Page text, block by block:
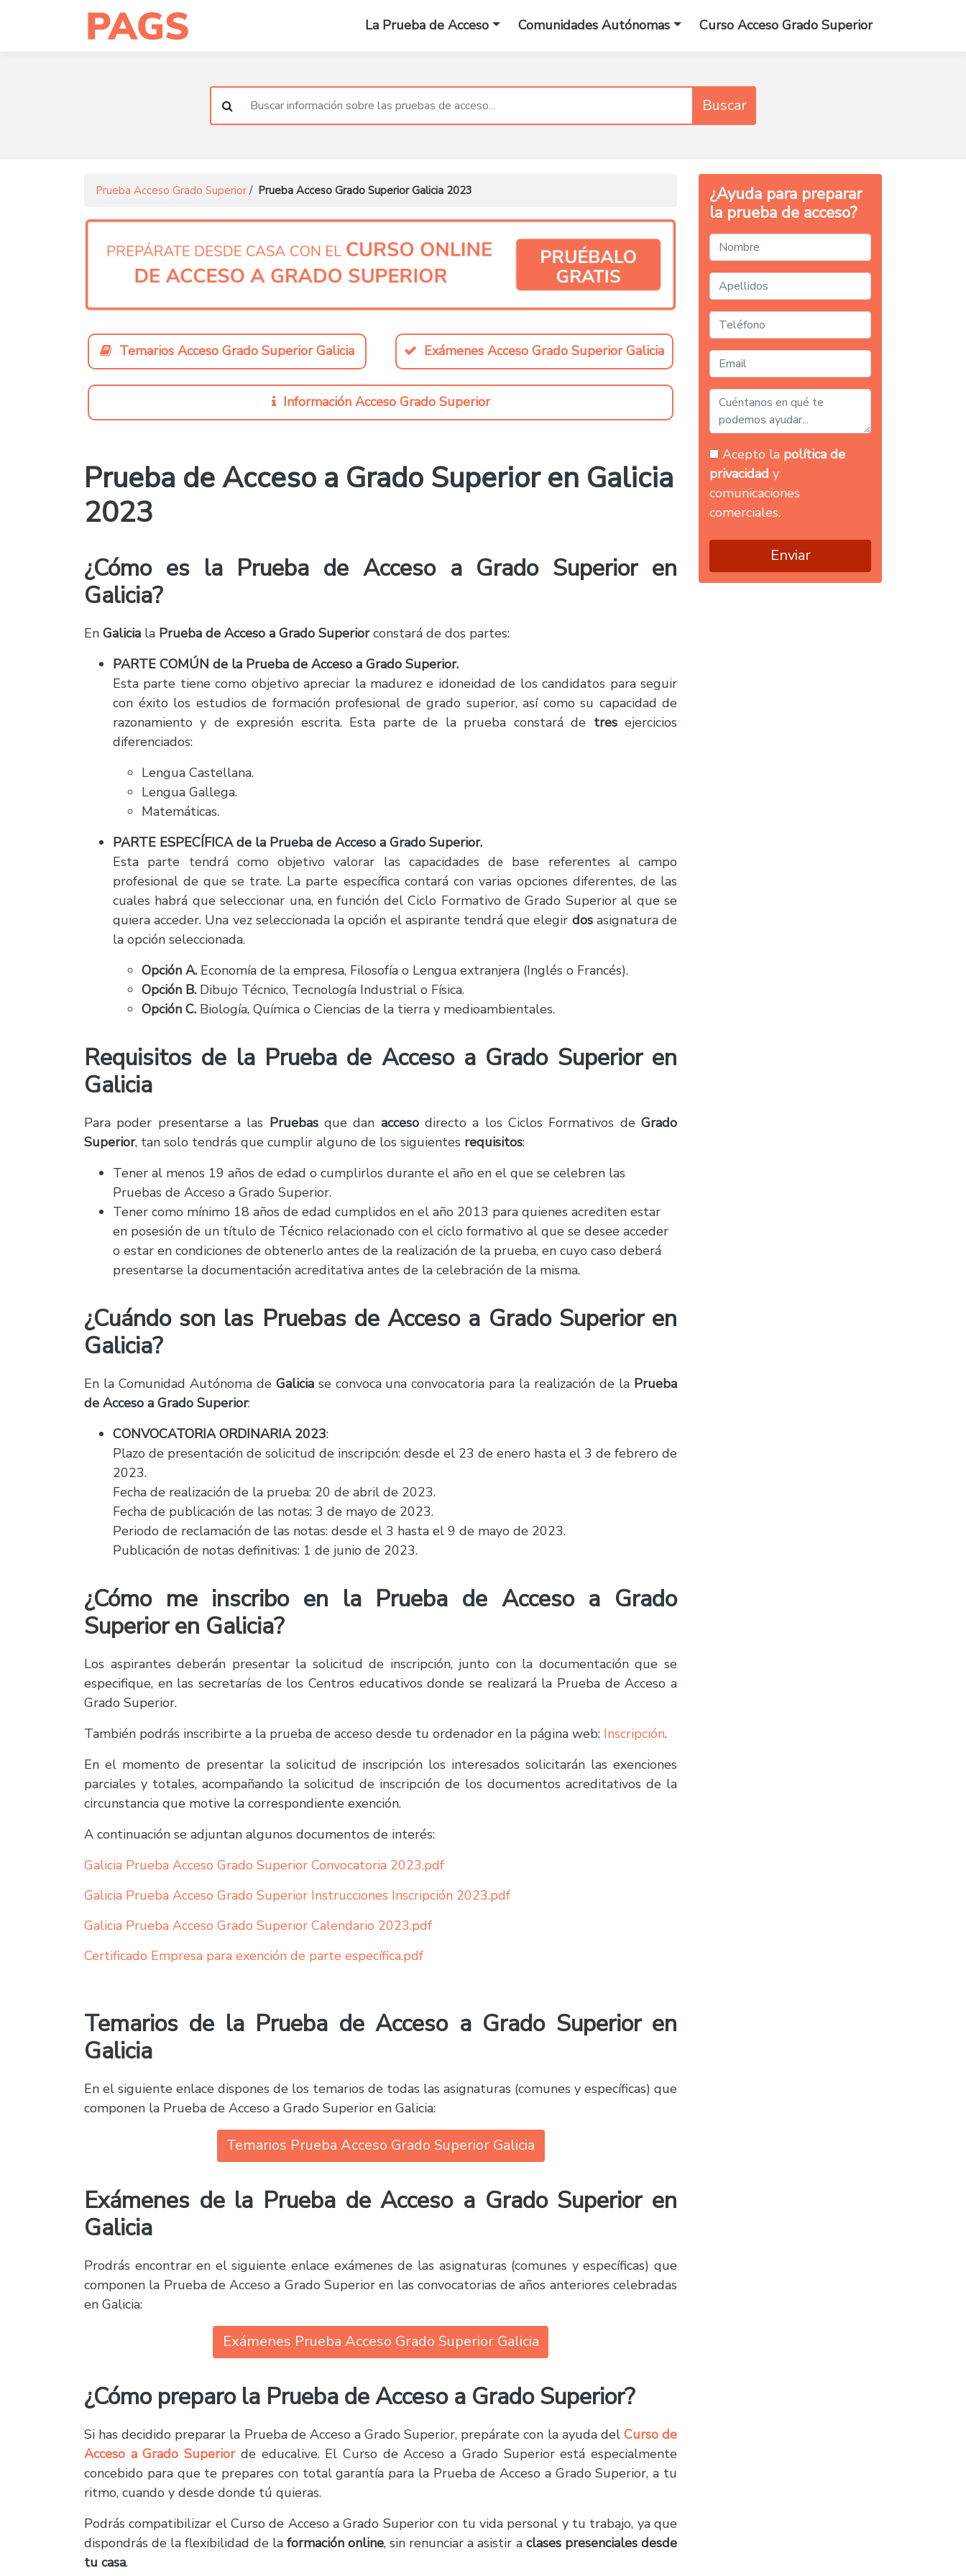
La Prueba de Acceso Comunidades Autónomas Curso Acceso Grado Superior
Buscar
Prueba Acceso Grado Superior / Prueba Acceso Grado Superior Galicia 2023
Temarios Acceso Grado Superior Galicia Exámenes Acceso Grado Superior Galicia
Información Acceso Grado Superior
Prueba de Acceso a Grado Superior en Galicia
2023
¿Cómo es la Prueba de Acceso a Grado Superior en
Galicia?
En Galicia la Prueba de Acceso a Grado Superiorconstará de dos partes:
PARTE COMÚN de la Prueba de Acceso a Grado Superior.
Esta parte tiene como objetivo apreciar la madurez e idoneidad de los candidatos para seguir
con éxito los estudios de formación profesional de grado superior, así como su capacidad de
razonamiento y de expresión escrita. Esta parte de la prueba constará de tresejercicios
diferenciados:
Lengua Castellana.
Lengua Gallega.
Matemáticas.
PARTE ESPECÍFICA de la Prueba de Acceso a Grado Superior.
Esta parte tendrá como objetivo valorar las capacidades de base referentes al campo
profesional de que se trate. La parte específica contará con varias opciones diferentes, de las
cuales habrá que seleccionar una, en función del Ciclo Formativo de Grado Superior al que se
quiera acceder. Una vez seleccionada la opción el aspirante tendrá que elegir dos asignatura de
la opción seleccionada.
Opción A. Economía de la empresa, Filosofía o Lengua extranjera (Inglés o Francés).
Opción B. Dibujo Técnico, Tecnología Industrial o Física.
Opción C. Biología, Química o Ciencias de la tierra y medioambientales.
Requisitos de la Prueba de Acceso a Grado Superior en
Galicia
Para poder presentarse a las Pruebasque dan accesodirecto a los Ciclos Formativos deGrado
Superior, tan solo tendrás que cumplir alguno de los siguientes requisitos:
Tener al menos 19 años de edad o cumplirlos durante el año en el que se celebren las
Pruebas de Acceso a Grado Superior.
Tener como mínimo 18 años de edad cumplidos en el año 2013 para quienes acrediten estar
en posesión de un título de Técnico relacionado con el ciclo formativo al que se desee acceder
o estar en condiciones de obtenerlo antes de la realización de la prueba, en cuyo caso deberá
presentarse la documentación acreditativa antes de la celebración de la misma.
¿Cuándo son las Pruebas de Acceso a Grado Superior en
Galicia?
En la Comunidad Autónoma de Galicia se convoca una convocatoria para la realización de la Prueba
de Acceso a Grado Superior:
CONVOCATORIA ORDINARIA 2023:
Plazo de presentación de solicitud de inscripción: desde el 23 de enero hasta el 3 de febrero de
2023.
Fecha de realización de la prueba: 20 de abril de 2023.
Fecha de publicación de las notas: 3 de mayo de 2023.
Periodo de reclamación de las notas: desde el 3 hasta el 9 de mayo de 2023.
Publicación de notas definitivas: 1 de junio de 2023.
¿Cómo me inscribo en la Prueba de Acceso a Grado
Superior en Galicia?
Los aspirantes deberán presentar la solicitud de inscripción, junto con la documentación que se
especifique, en las secretarías de los Centros educativos donde se realizará la Prueba de Acceso a
Grado Superior.
También podrás inscribirte a la prueba de acceso desde tu ordenador en la página web: Inscripción.
En el momento de presentar la solicitud de inscripción los interesados solicitarán las exenciones
parciales y totales, acompañando la solicitud de inscripción de los documentos acreditativos de la
circunstancia que motive la correspondiente exención.
A continuación se adjuntan algunos documentos de interés:
Galicia Prueba Acceso Grado Superior Convocatoria 2023.pdf
Galicia Prueba Acceso Grado Superior Instrucciones Inscripción 2023.pdf
Galicia Prueba Acceso Grado Superior Calendario 2023.pdf
Certificado Empresa para exención de parte específica.pdf
Temarios de la Prueba de Acceso a Grado Superior en
Galicia
En el siguiente enlace dispones de los temarios de todas las asignaturas (comunes y específicas) que
componen la Prueba de Acceso a Grado Superior en Galicia:
Temarios Prueba Acceso Grado Superior Galicia
Exámenes de la Prueba de Acceso a Grado Superior en
Galicia
Prodrás encontrar en el siguiente enlace exámenes de las asignaturas (comunes y específicas) que
componen la Prueba de Acceso a Grado Superior en las convocatorias de años anteriores celebradas
en Galicia:
Exámenes Prueba Acceso Grado Superior Galicia
¿Cómo preparo la Prueba de Acceso a Grado Superior?
Si has decidido preparar la Prueba de Acceso a Grado Superior, prepárate con la ayuda del Curso de
Acceso a Grado Superior de educalive. El Curso de Acceso a Grado Superior está especialmente
concebido para que te prepares con total garantía para la Prueba de Acceso a Grado Superior, a tu
ritmo, cuando y desde donde tú quieras.
Podrás compatibilizar el Curso de Acceso a Grado Superior con tu vida personal y tu trabajo, ya que
dispondrás de la flexibilidad de la formación online, sin renunciar a asistir a clases presenciales desde
tu casa.
¿Ayuda para preparar
la prueba de acceso?
Acepto la política de
privacidad y
comunicaciones
comerciales.
Enviar